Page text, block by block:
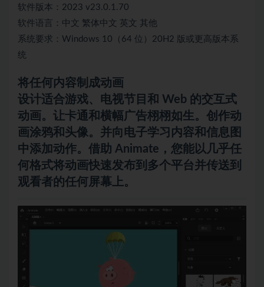
软件版本：2023 v23.0.1.70
软件语言：中文 繁体中文 英文 其他
系统要求：Windows 10（64 位）20H2 版或更高版本系
统
将任何内容制成动画
设计适合游戏、电视节目和 Web 的交互式
动画。让卡通和横幅广告栩栩如生。创作动
画涂鸦和头像。并向电子学习内容和信息图
中添加动作。借助 Animate，您能以几乎任
何格式将动画快速发布到多个平台并传送到
观看者的任何屏幕上。